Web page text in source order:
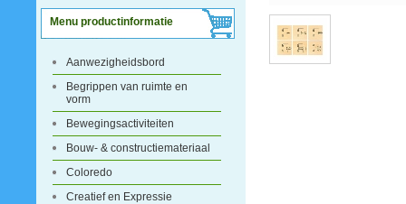
Menu productinformatie
Aanwezigheidsbord
Begrippen van ruimte en
vorm
Bewegingsactiviteiten
Bouw- & constructiemateriaal
Coloredo
Creatief en Expressie